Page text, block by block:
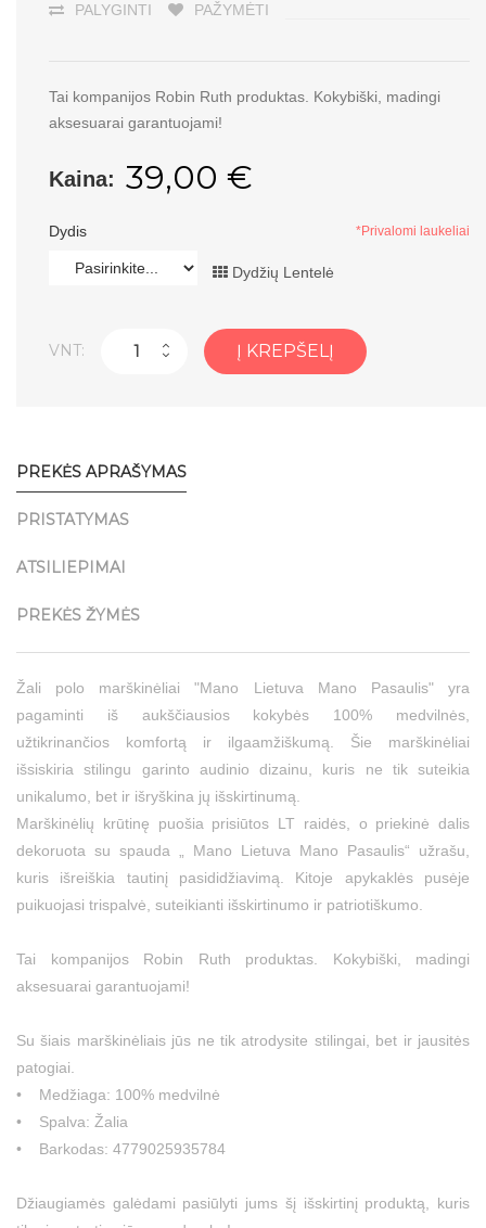
PALYGINTI PAŽYMĖTI
Tai kompanijos Robin Ruth produktas. Kokybiški, madingi
aksesuarai garantuojami!
Kaina: 39,00 €
Dydis
Dydžių Lentelė
*Privalomi laukeliai
VNT: Į KREPŠELĮ
PREKĖS APRAŠYMAS
PRISTATYMAS
ATSILIEPIMAI
PREKĖS ŽYMĖS
Žali polo marškinėliai "Mano Lietuva Mano Pasaulis" yra
pagaminti iš aukščiausios kokybės 100% medvilnės,
užtikrinančios komfortą ir ilgaamžiškumą. Šie marškinėliai
išsiskiria stilingu garinto audinio dizainu, kuris ne tik suteikia
unikalumo, bet ir išryškina jų išskirtinumą.
Marškinėlių krūtinę puošia prisiūtos LT raidės, o priekinė dalis
dekoruota su spauda „ Mano Lietuva Mano Pasaulis“ užrašu,
kuris išreiškia tautinį pasididžiavimą. Kitoje apykaklės pusėje
puikuojasi trispalvė, suteikianti išskirtinumo ir patriotiškumo.
Tai kompanijos Robin Ruth produktas. Kokybiški, madingi
aksesuarai garantuojami!
Su šiais marškinėliais jūs ne tik atrodysite stilingai, bet ir jausitės
patogiai.
• Medžiaga: 100% medvilnė
• Spalva: Žalia
• Barkodas: 4779025935784
Džiaugiamės galėdami pasiūlyti jums šį išskirtinį produktą, kuris